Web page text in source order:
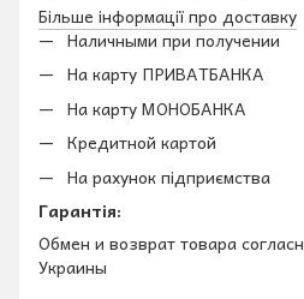
Більше інформації про доставку
Наличными при получении
На карту ПРИВАТБАНКА
На карту МОНОБАНКА
Кредитной картой
На рахунок підприємства
Гарантія:
Обмен и возврат товара
Украины